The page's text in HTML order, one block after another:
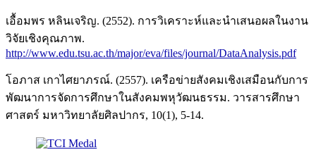
เอื้อมพร หลินเจริญ. (2552). การวิเคราะห์และนำเสนอผลในงาน
วิจัยเชิงคุณภาพ.
http://www.edu.tsu.ac.th/major/eva/files/journal/DataAnalysis.pdf
โอภาส เกาไศยาภรณ์. (2557). เครือข่ายสังคมเชิงเสมือนกับการ
พัฒนาการจัดการศึกษาในสังคมพหุวัฒนธรรม. วารสารศึกษา
ศาสตร์ มหาวิทยาลัยศิลปากร, 10(1), 5-14.